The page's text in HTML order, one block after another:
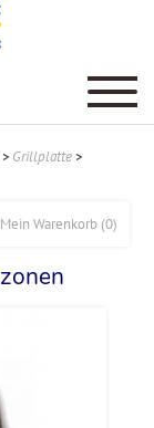
> Grillplatte >
Mein Warenkorb (0)